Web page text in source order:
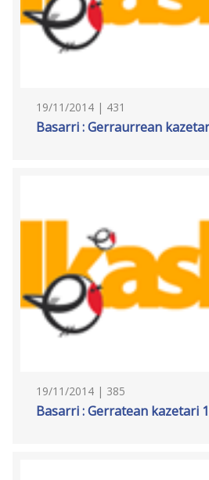
19/11/2014 | 431
Basarri : Gerraurrean
19/11/2014 | 385
Basarri : Gerratean kazetari